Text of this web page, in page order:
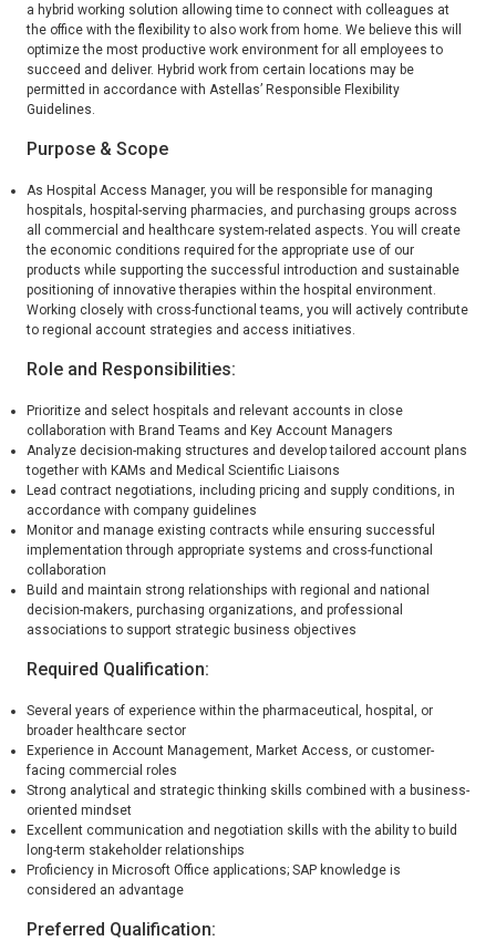
a hybrid working solution allowing time to connect with colleagues at
the office with the flexibility to also work from home. We believe this will
optimize the most productive work environment for all employees to
succeed and deliver. Hybrid work from certain locations may be
permitted in accordance with Astellas’ Responsible Flexibility
Guidelines.
Purpose & Scope
As Hospital Access Manager, you will be responsible for managing
hospitals, hospital-serving pharmacies, and purchasing groups across
all commercial and healthcare system-related aspects. You will create
the economic conditions required for the appropriate use of our
products while supporting the successful introduction and sustainable
positioning of innovative therapies within the hospital environment.
Working closely with cross-functional teams, you will actively contribute
to regional account strategies and access initiatives.
Role and Responsibilities:
Prioritize and select hospitals and relevant accounts in close
collaboration with Brand Teams and Key Account Managers
Analyze decision-making structures and develop tailored account plans
together with KAMs and Medical Scientific Liaisons
Lead contract negotiations, including pricing and supply conditions, in
accordance with company guidelines
Monitor and manage existing contracts while ensuring successful
implementation through appropriate systems and cross-functional
collaboration
Build and maintain strong relationships with regional and national
decision-makers, purchasing organizations, and professional
associations to support strategic business objectives
Required Qualification:
Several years of experience within the pharmaceutical, hospital, or
broader healthcare sector
Experience in Account Management, Market Access, or customer-
facing commercial roles
Strong analytical and strategic thinking skills combined with a business-
oriented mindset
Excellent communication and negotiation skills with the ability to build
long-term stakeholder relationships
Proficiency in Microsoft Office applications; SAP knowledge is
considered an advantage
Preferred Qualification: